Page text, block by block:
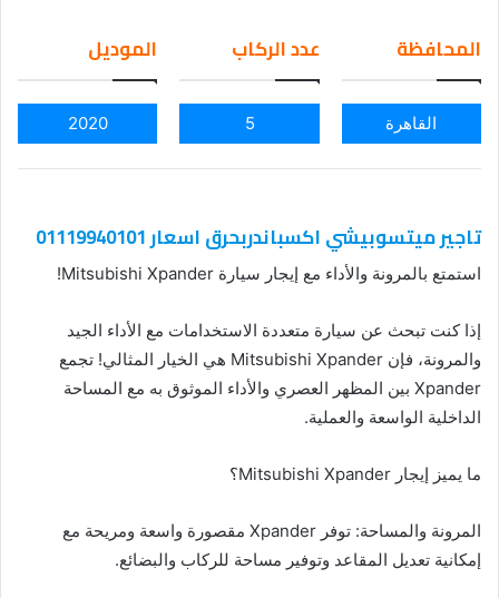
ail
المحافظة
القاهرة
عدد الركاب
5
الموديل
2020
تاجير ميتسوبيشي اكسباندربحرق اسعار 01119940101
استمتع بالمرونة والأداء مع إيجار سيارة Mitsubishi Xpander!
إذا كنت تبحث عن سيارة متعددة الاستخدامات مع الأداء الجيد
والمرونة، فإن Mitsubishi Xpander هي الخيار المثالي! تجمع
Xpander بين المظهر العصري والأداء الموثوق به مع المساحة
الداخلية الواسعة والعملية.
ما يميز إيجار Mitsubishi Xpander؟
المرونة والمساحة: توفر Xpander مقصورة واسعة ومريحة مع
إمكانية تعديل المقاعد وتوفير مساحة للركاب والبضائع.